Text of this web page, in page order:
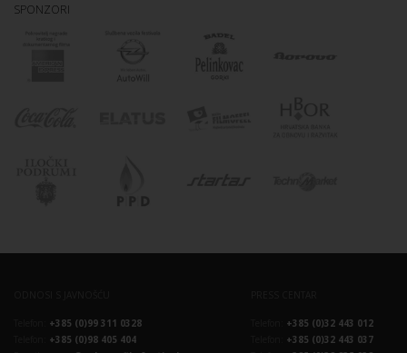
SPONZORI
+385 (0)99 311 0328
+385 (0)98 405 404
+385 (0)32 443 012
+385 (0)32 443 037